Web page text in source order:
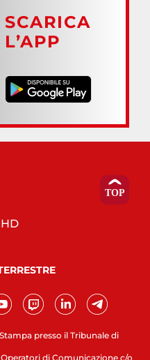
SCARICA
L’APP
presso il Tribunale di
di Comunicazione c/o